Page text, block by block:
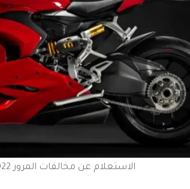
الاستعلام عن مخالفات المرور 2022 دراجة نارية